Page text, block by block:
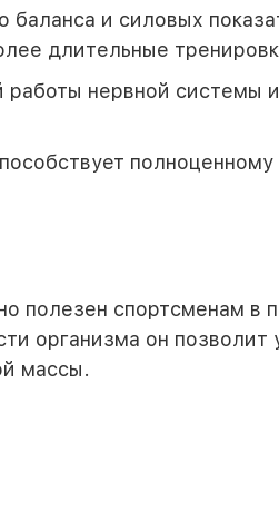
и силовых
длительные
нервной системы
полезен спортсменам в
организма он позволит
массы.